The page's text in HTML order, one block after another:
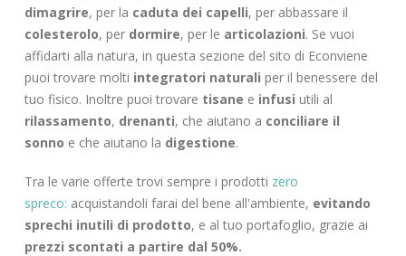
dimagrire, per la caduta dei capelli, per abbassare il
colesterolo, per dormire, per le articolazioni. Se vuoi
affidarti alla natura, in questa sezione del sito di Econviene
puoi trovare molti integratori naturali per il benessere del
tuo fisico. Inoltre puoi trovare tisane e infusi utili al
rilassamento, drenanti, che aiutano a conciliare il
sonno e che aiutano la digestione.
Tra le varie offerte trovi sempre i prodotti zero
spreco: acquistandoli farai del bene all'ambiente, evitando
sprechi inutili di prodotto, e al tuo portafoglio, grazie ai
prezzi scontati a partire dal 50%.